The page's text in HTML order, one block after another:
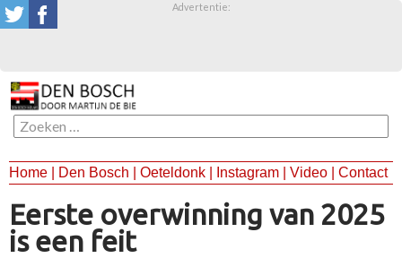
Advertentie:
naar:
SKIP
CONTENT
Home Den Bosch Oeteldonk Instagram Video Contact
Eerste overwinning van 2025
is een feit